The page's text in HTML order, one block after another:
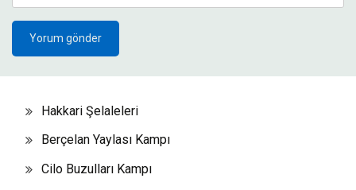
Hakkari Şelaleleri
Berçelan Yaylası Kampı
Cilo Buzulları Kampı